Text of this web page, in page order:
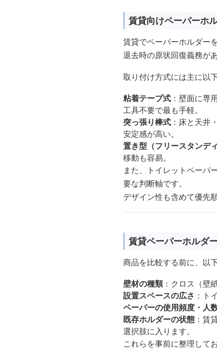
賃貸向けペーパーホ
賃貸でペーパーホルダー
退去時の原状回復義務が
取り付け方式には主に以
粘着テープ式 ：壁面に専
工具不要で最も手軽。
突っ張り棒式 ：床と天井
安定感が高い。
置き型（フリースタンデ
移動も容易。
また、トイレットペーパ
要な判断軸です。
デザイン性も含めて優先
賃貸ペーパーホルダ
商品を比較する前に、以
壁材の種類：クロス（壁
設置スペースの広さ ：ト
ペーパーの使用頻度・人
既存ホルダーの状態 ：賃
選択肢に入ります。
これらを事前に整理して